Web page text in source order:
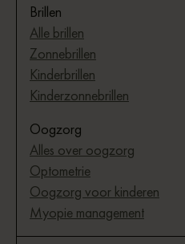
Brillen
Alle brillen
Zonnebrillen
Kinderbrillen
Kinderzonnebrillen
Oogzorg
Alles over oogzorg
Optometrie
Oogzorg voor kinderen
Myopie management